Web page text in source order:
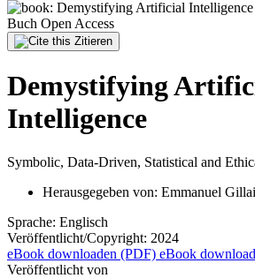
Buch Open Access
Zitieren
Demystifying
Intelligence
Symbolic, Data-Driven, Statistical and
Herausgegeben von: Emmanuel
Sprache: Englisch
Veröffentlicht/Copyright: 2024
eBook downloaden (PDF) eBook
Veröffentlicht von